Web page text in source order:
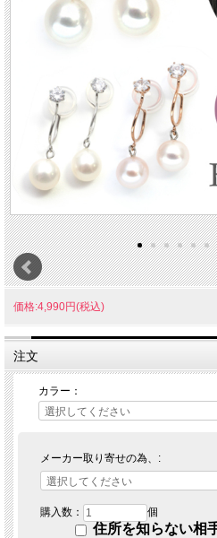
価格:4,990円(税込)
注文
カラー：
メーカー取り寄せの為、:
購入数： 個
住所を知らない相